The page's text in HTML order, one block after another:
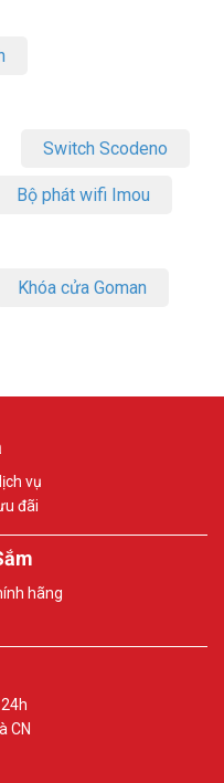
Switch Scodeno
Bộ phát wifi Imou
Khóa cửa Goman
vụ
đãi
hãng
CN